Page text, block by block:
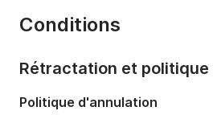
Capacité à bord:
Nombre de cabines:
Conditions
Rétractation et politique
Politique d'annulation